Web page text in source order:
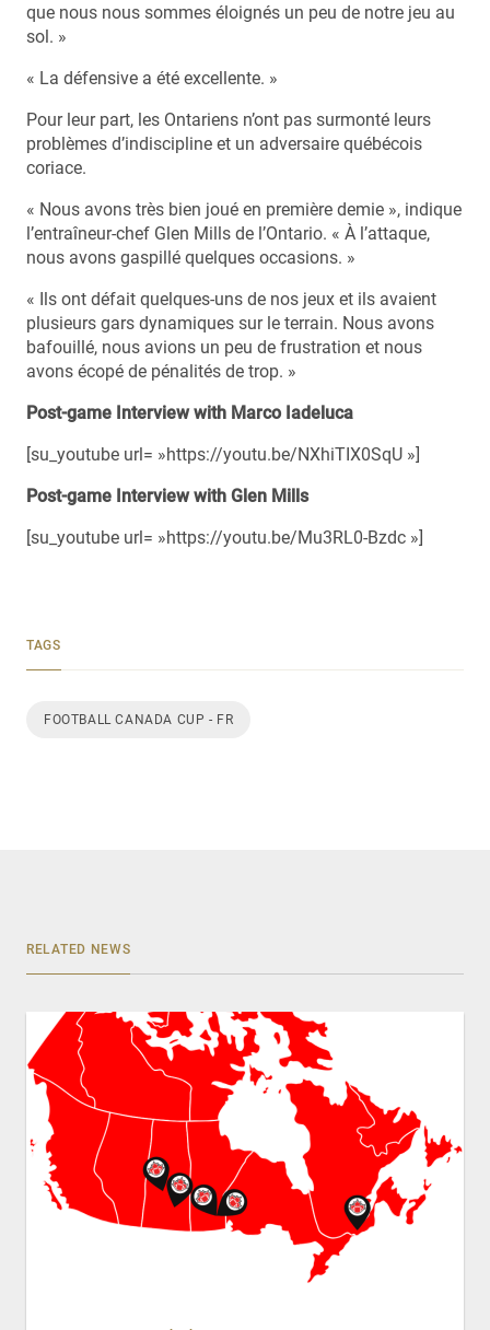
que nous nous sommes éloignés un peu de notre jeu au
sol. »
« La défensive a été excellente. »
Pour leur part, les Ontariens n’ont pas surmonté leurs
problèmes d’indiscipline et un adversaire québécois
coriace.
« Nous avons très bien joué en première demie », indique
l’entraîneur-chef Glen Mills de l’Ontario. « À l’attaque,
nous avons gaspillé quelques occasions. »
« Ils ont défait quelques-uns de nos jeux et ils avaient
plusieurs gars dynamiques sur le terrain. Nous avons
bafouillé, nous avions un peu de frustration et nous
avons écopé de pénalités de trop. »
Post-game Interview with Marco Iadeluca
[su_youtube url= »https://youtu.be/NXhiTIX0SqU »]
Post-game Interview with Glen Mills
[su_youtube url= »https://youtu.be/Mu3RL0-Bzdc »]
TAGS
FOOTBALL CANADA CUP - FR
RELATED NEWS